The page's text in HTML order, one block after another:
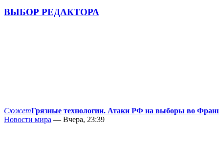
ВЫБОР РЕДАКТОРА
СюжетГрязные технологии. Атаки РФ на выборы во
Новости мира — Вчера, 23:39